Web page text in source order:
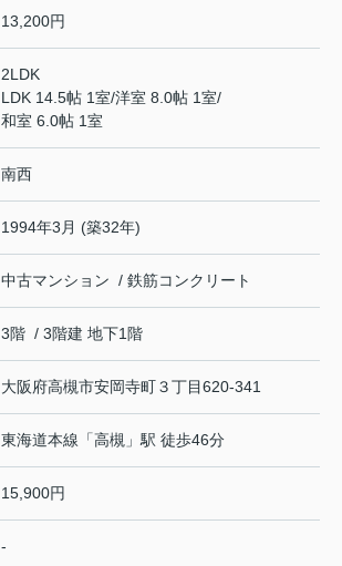
13,200円
2LDK
LDK 14.5帖 1室/洋室 8.0帖 1室/
和室 6.0帖 1室
南西
1994年3月 (築32年)
中古マンション / 鉄筋コンクリート
3階 / 3階建 地下1階
大阪府高槻市安岡寺町３丁目620-341
東海道本線 「高槻 」駅 徒歩46分
15,900円
-